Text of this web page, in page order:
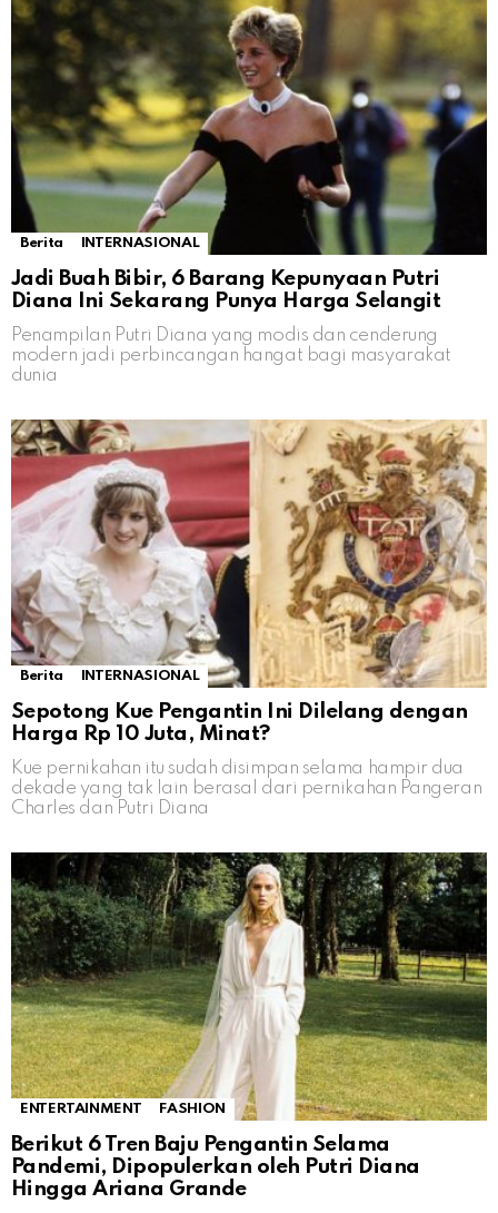
Berita INTERNASIONAL
Jadi Buah Bibir, 6 Barang Kepunyaan Putri
Diana Ini Sekarang Punya Harga Selangit
Penampilan Putri Diana yang modis dan cenderung
modern jadi perbincangan hangat bagi masyarakat
dunia
Berita INTERNASIONAL
Sepotong Kue Pengantin Ini Dilelang dengan
Harga Rp 10 Juta, Minat?
Kue pernikahan itu sudah disimpan selama hampir dua
dekade yang tak lain berasal dari pernikahan Pangeran
Charles dan Putri Diana
ENTERTAINMENT FASHION
Berikut 6 Tren Baju Pengantin Selama
Pandemi, Dipopulerkan oleh Putri Diana
Hingga Ariana Grande